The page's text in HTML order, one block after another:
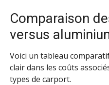
Comparaison
versus
Voici un tableau
clair dans les coûts
types de carport.